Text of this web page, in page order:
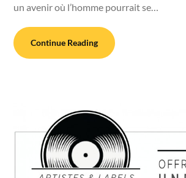
un avenir où l’homme pourrait se…
Continue Reading